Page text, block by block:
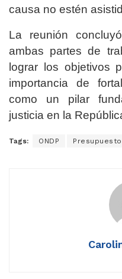
causa no estén
La reunión
ambas partes de
lograr los objetivos
importancia de
como un pilar
justicia en la
Tags: ONDP Presupuesto